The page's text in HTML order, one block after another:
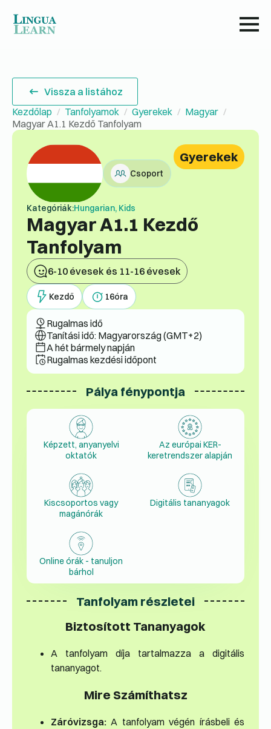
Vissza a listához
Kezdőlap
Tanfolyamok Gyerekek
Magyar
Magyar A1.1 Kezdő Tanfolyam
Csoport
Kategóriák:Hungarian, Kids
Magyar A1.1 Kezdő
Tanfolyam
6-10 évesek és 11-16 évesek
Gyerekek
Kezdő 16óra
Rugalmas idő
Tanítási idő: Magyarország (GMT+2)
A hét bármely napján
Rugalmas kezdési időpont
Pálya fénypontja
Képzett, anyanyelvi
oktatók
Az európai KER-
keretrendszer alapján
Kiscsoportos vagy
magánórák
Digitális tananyagok
Online órák - tanuljon
bárhol
Tanfolyam részletei
Biztosított Tananyagok
A tanfolyam díja tartalmazza a digitális
tananyagot.
Mire Számíthatsz
Záróvizsga: A tanfolyam végén írásbeli és